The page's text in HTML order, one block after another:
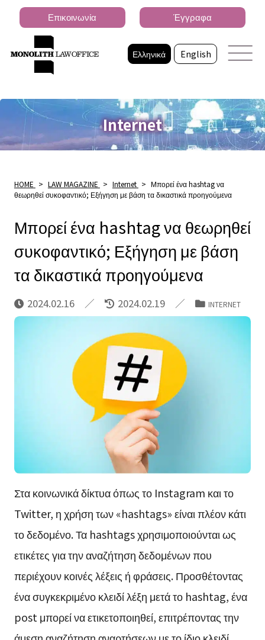
Ελληνικά English
Επικοινωνία Έγγραφα
Internet
HOME > LAW MAGAZINE > Internet > Μπορεί ένα hashtag να
θεωρηθεί συκοφαντικό; Εξήγηση με βάση τα δικαστικά προηγούμενα
Μπορεί ένα hashtag να θεωρηθεί
συκοφαντικό; Εξήγηση με βάση
τα δικαστικά προηγούμενα
2024.02.16 2024.02.19 INTERNET
Στα κοινωνικά δίκτυα όπως το Instagram και το
Twitter, η χρήση των «hashtags» είναι πλέον κάτι
το δεδομένο. Τα hashtags χρησιμοποιούνται ως
ετικέτες για την αναζήτηση δεδομένων που
περιέχουν κοινές λέξεις ή φράσεις. Προσθέτοντας
ένα συγκεκριμένο κλειδί λέξη μετά το hashtag, ένα
post μπορεί να ετικετοποιηθεί, επιτρέποντας την